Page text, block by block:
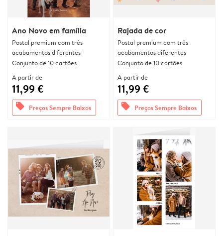
Ano Novo em família
Postal premium com três
acabamentos diferentes
Conjunto de 10 cartões
A partir de
11,99 €
offers Preços Sempre Baixos
Rajada de cor
Postal premium com três
acabamentos diferentes
Conjunto de 10 cartões
A partir de
11,99 €
offers Preços Sempre Baixos